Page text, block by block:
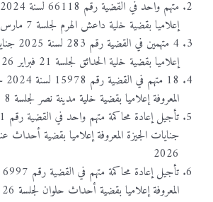
إعلاميا بقضية خلية داعش الهرم لجلسة 7 مارس 2026
4
إعلاميا بقضية خلية الحدائق لجلسة 21 فبراير 2026
المعروفة إعلاميا بقضية خلية مدينة نصر لجلسة 8 مارس 2026
2026
المعروفة إعلاميا بقضية أحداث حلوان لجلسة 26 يناير 2026